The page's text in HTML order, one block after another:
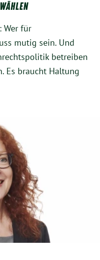
Wer für
mutig sein. Und
betreiben
Es braucht Haltung